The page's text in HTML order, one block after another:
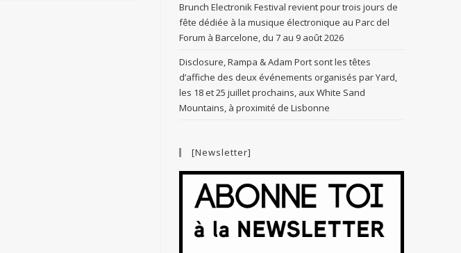
Brunch Electronik Festival revient pour trois jours de
fête dédiée à la musique électronique au Parc del
Forum à Barcelone, du 7 au 9 août 2026
Disclosure, Rampa & Adam Port sont les têtes
d’affiche des deux événements organisés par Yard,
les 18 et 25 juillet prochains, aux White Sand
Mountains, à proximité de Lisbonne
[Newsletter]